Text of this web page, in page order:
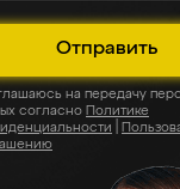
Отправить
на передачу
согласно Политике